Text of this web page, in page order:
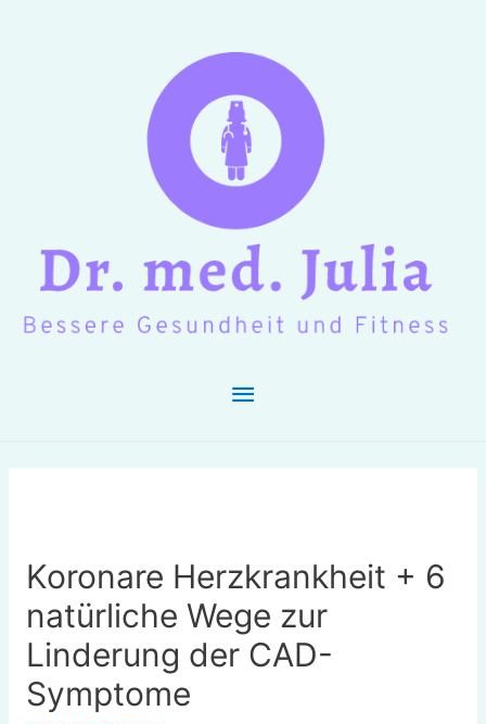
Hauptmenü
Koronare Herzkrankheit + 6
natürliche Wege zur
Linderung der CAD-
Symptome